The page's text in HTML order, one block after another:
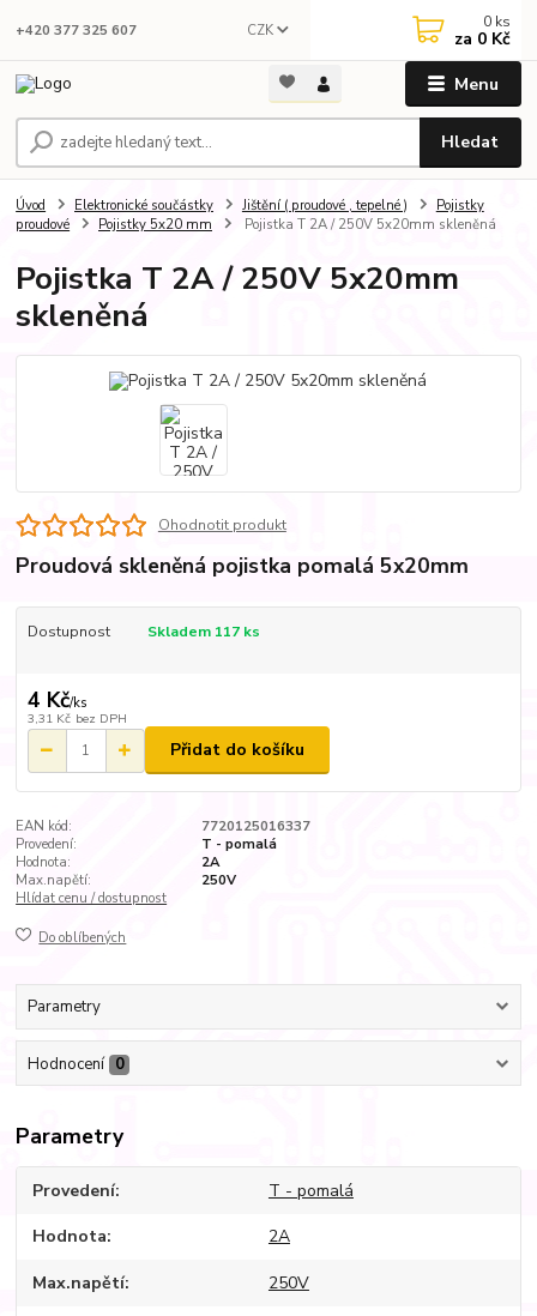
Menu
CZK
Hledat
+420 377 325 607 0 ks
za 0 Kč
Úvod Elektronické součástky Jištění ( proudové , tepelné )
Pojistky
proudové
Pojistky 5x20 mm Pojistka T 2A / 250V 5x20mm skleněná
Pojistka T 2A / 250V 5x20mm
skleněná
Ohodnotit produkt
Proudová skleněná pojistka pomalá 5x20mm
Dostupnost Skladem 117 ks
4 Kč/ks
3,31 Kč bez DPH
Přidat do košíku
EAN kód:
7720125016337
Provedení:
T - pomalá
Hodnota:
2A
Max.napětí:
250V
Hlídat cenu / dostupnost
Do oblíbených
Parametry
Hodnocení 0
Parametry
Provedení T - pomalá
Hodnota 2A
Max.napětí 250V